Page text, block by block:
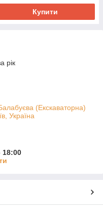
Купити
рік
(Екскаваторна)
Україна
18:00